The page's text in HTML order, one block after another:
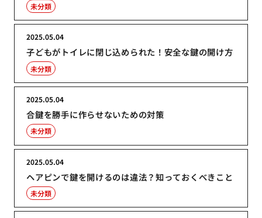
未分類
子どもがトイレに閉じ込められた！安全な鍵の開け方
2025.05.04
未分類
合鍵を勝手に作らせないための対策
2025.05.04
未分類
ヘアピンで鍵を開けるのは違法？知っておくべきこと
2025.05.04
未分類